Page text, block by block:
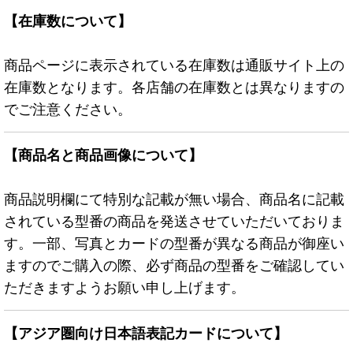
【在庫数について】
商品ページに表示されている在庫数は通販サイト上の
在庫数となります。各店舗の在庫数とは異なりますの
でご注意ください。
【商品名と商品画像について】
商品説明欄にて特別な記載が無い場合、商品名に記載
されている型番の商品を発送させていただいておりま
す。一部、写真とカードの型番が異なる商品が御座い
ますのでご購入の際、必ず商品の型番をご確認してい
ただきますようお願い申し上げます。
【アジア圏向け日本語表記カードについて】